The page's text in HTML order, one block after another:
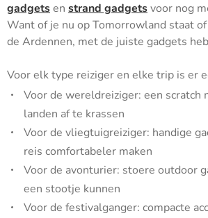
gadgetsen strand gadgetsvoor nog
Want of je nu op Tomorrowland staat
de Ardennen, met de juiste gadgets
Voor elk type reiziger en elke trip is er
Voor de wereldreiziger: een scratch
landen af te krassen
Voor de vliegtuigreiziger: handige
reis comfortabeler maken
Voor de avonturier: stoere outdoor
een stootje kunnen
Voor de festivalganger: compacte